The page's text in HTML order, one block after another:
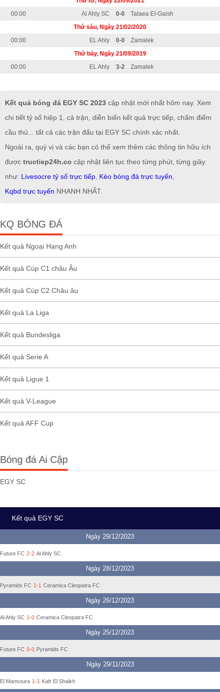
00:00
Al Ahly SC 0-0
Talaea EI-Gaish
Thứ sáu, Ngày 21/02/2020
00:00
EL Ahly 0-0
Zamalek
Thứ bảy, Ngày 21/09/2019
00:00
EL Ahly 3-2 Zamalek
Kết quả bóng đá EGY SC 2023 cập nhật mới nhất hôm nay. Xem
chi tiết tỷ số hiệp 1, cả trận, diễn biến kết quả trực tiếp, chấm điểm
cầu thủ... tất cả các trận đấu tại EGY SC chính xác nhất.
Ngoài ra, quý vị và các bạn có thể xem thêm các thông tin hữu ích
được tructiep24h.co cập nhật liên tục theo từng phút, từng giây
như: Livesocre tỷ số trực tiếp Kèo bóng đá trực tuyến
Kqbd trực tuyến NHANH NHẤT.
KQ BÓNG ĐÁ
Kết quả Ngoại Hạng Anh
Kết quả Cúp C1 châu Âu
Kết quả Cúp C2 Châu âu
Kết quả La Liga
Kết quả Bundesliga
Kết quả Serie A
Kết quả Ligue 1
Kết quả V-League
Kết quả AFF Cup
Bóng đá Ai Cập
EGY SC
Kết quả EGY SC
Ngày 29/12/2023
Future FC 2-2 Al Ahly SC
Ngày 28/12/2023
Pyramids FC 1-1 Ceramica Cleopatra FC
Ngày 26/12/2023
Al Ahly SC 1-0 Ceramica Cleopatra FC
Ngày 25/12/2023
Future FC 0-0 Pyramids FC
Ngày 29/11/2023
El Mansoura 1-1 Kafr El Shaikh